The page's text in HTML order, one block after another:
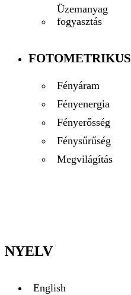
Üzemanyag
fogyasztás
FOTOMETRIKUS
Fényáram
Fényenergia
Fényerősség
Fénysűrűség
Megvilágítás
NYELV
English